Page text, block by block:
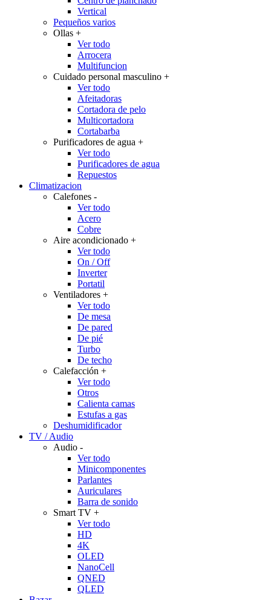
Vertical
Pequeños varios
Ollas +
Ver todo
Arrocera
Multifuncion
Cuidado personal masculino +
Ver todo
Afeitadoras
Cortadora de pelo
Multicortadora
Cortabarba
Purificadores de agua +
Ver todo
Purificadores de agua
Repuestos
Climatizacion
Calefones -
Ver todo
Acero
Cobre
Aire acondicionado +
Ver todo
On / Off
Inverter
Portatil
Ventiladores +
Ver todo
De mesa
De pared
De pié
Turbo
De techo
Calefacción +
Ver todo
Otros
Calienta camas
Estufas a gas
Deshumidificador
TV / Audio
Audio -
Ver todo
Minicomponentes
Parlantes
Auriculares
Barra de sonido
Smart TV +
Ver todo
HD
4K
OLED
NanoCell
QNED
QLED